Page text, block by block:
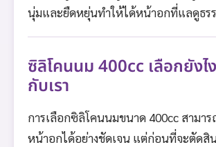
นุ่มและยืดหยุ่นทำให้ได้หน้าอกที่แลดูธร
ซิลิโคนนม 400cc เลือกยังไ
กับเรา
การเลือกซิลิโคนนมขนาด 400cc สามา
หน้าอกได้อย่างชัดเจน แต่ก่อนที่จะตัดสิ